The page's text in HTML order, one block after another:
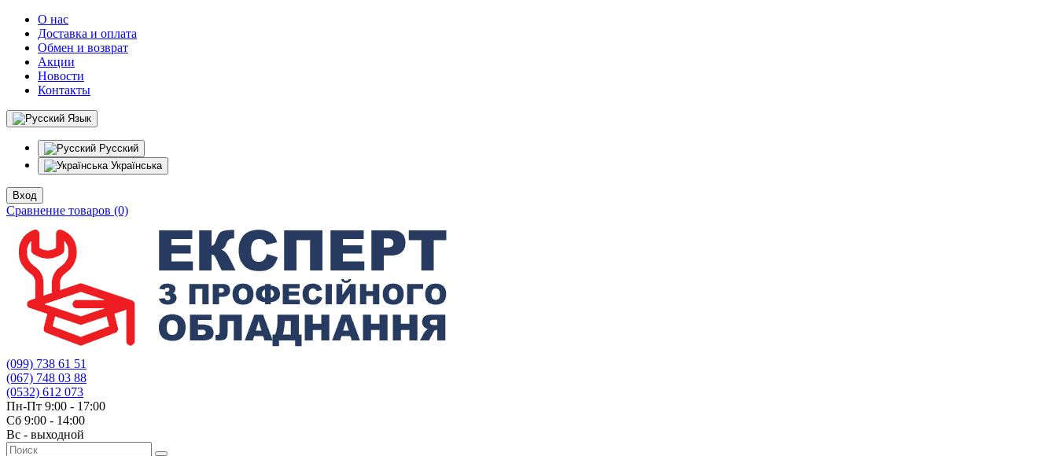
О нас
Доставка и оплата
Обмен и возврат
Акции
Новости
Контакты
Язык
Русский
Українська
Вход
Сравнение товаров (0)
(099) 738 61 51
(067) 748 03 88
(0532) 612 073
Пн-Пт 9:00 - 17:00
Сб 9:00 - 14:00
Вс - выходной